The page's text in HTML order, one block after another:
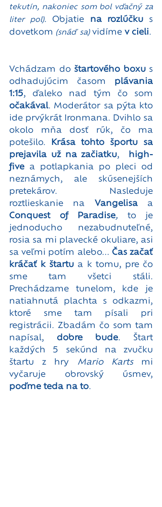
tekutín, nakoniec som bol vďačný za
liter pol). Objatie na rozlúčku s
dovetkom (snáď sa) vidíme v cieli
Vchádzam do štartového boxu s
odhadujúcim časom plávania
1:15
očakával. Moderátor sa pýta kto
ide prvýkrát Ironmana. Dvihlo sa
okolo mňa dosť rúk, čo ma
potešilo.
Krása tohto športu sa
prejavila už na začiatku,
high-
five a potlapkania po pleci od
neznámych, ale skúsenejších
pretekárov. Nasleduje
roztlieskanie na Vangelisa
Conquest of Paradise, to je
jednoducho nezabudnuteľné,
rosia sa mi plavecké okuliare, asi
sa veľmi potím alebo... Čas začať
kráčať k štartu a k tomu, pre čo
sme tam všetci stáli.
Prechádzame tunelom, kde je
natiahnutá plachta s odkazmi,
ktoré sme tam písali pri
registrácii. Zbadám čo som tam
napísal, dobre bude. Štart
každých 5 sekúnd na zvučku
štartu z hry Mario Karts mi
poďme teda na to.